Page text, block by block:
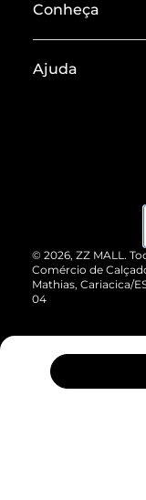
Conheça
Termos de Uso
ZZ MALL é
Cartão
Vendas
Ajuda
Devolução do
Compre pelo
© 2026, ZZ MALL.
Comércio de
Mathias, Cariacica/
04